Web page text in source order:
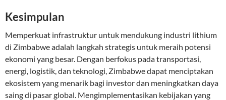
Kesimpulan
Memperkuat infrastruktur untuk mendukung industri lithium
di Zimbabwe adalah langkah strategis untuk meraih potensi
ekonomi yang besar. Dengan berfokus pada transportasi,
energi, logistik, dan teknologi, Zimbabwe dapat menciptakan
ekosistem yang menarik bagi investor dan meningkatkan daya
saing di pasar global. Mengimplementasikan kebijakan yang